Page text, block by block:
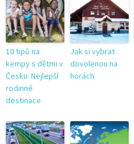
10 tipů na
kempy s dětmi v
Česku: Nejlepší
rodinné
destinace
Jak si vybrat
dovolenou na
horách